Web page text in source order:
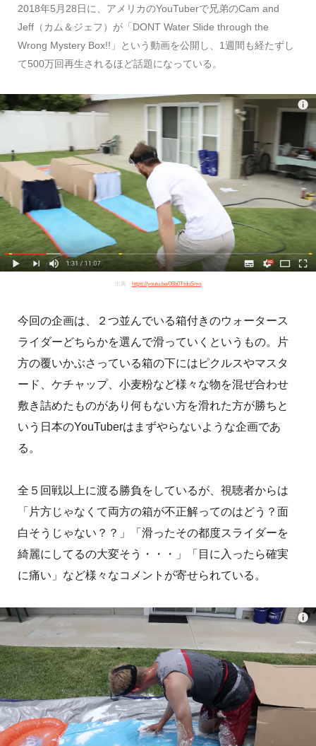
2018年5月28日に、アメリカのYouTuberで兄弟のCam and
Jeff（カム＆ジェフ）が「DONT Water Slide through the
Wrong Mystery Box!!」という動画を公開し、1週間も経たずし
て500万回再生されるほど話題になっている。
出典： https://youtu.be/06b0TtduSms
今回の企画は、２つ並んでいる箱付きのウォータース
ライダーどちらかを選んで滑っていくというもの。片
方の覆いかぶさっている箱の下にはピクルスやマスタ
ード、ケチャップ、小麦粉など様々な物を混ぜ合わせ
敷き詰めたものがあり何もない方を滑れた方が勝ちと
いう日本のYouTuberはまずやらないような企画であ
る。
全５回戦以上に渡る勝負をしているが、視聴者からは
「片方じゃなくて両方の箱が不正解ってのはどう？面
白そうじゃない？？」「滑ったその都度スライダーを
綺麗にしてるの大変そう・・・」「目に入ったら確実
に痛い」など様々なコメントが寄せられている。